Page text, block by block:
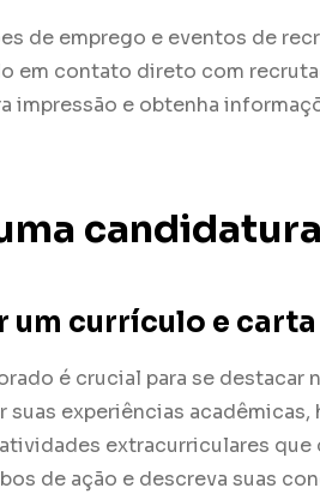
de emprego e eventos de
em contato direto com
impressão e obtenha
candidatura
um currículo e
é crucial para se destacar
experiências acadêmicas,
extracurriculares que
de ação e descreva suas